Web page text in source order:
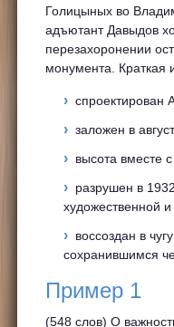
Голицыных во
адъютант Давыдов
перезахоронении
монумента.
спроектирован
заложен в
высота вместе
разрушен в
художественной
воссоздан в
сохранившимся
Пример 1
(548 слов) О